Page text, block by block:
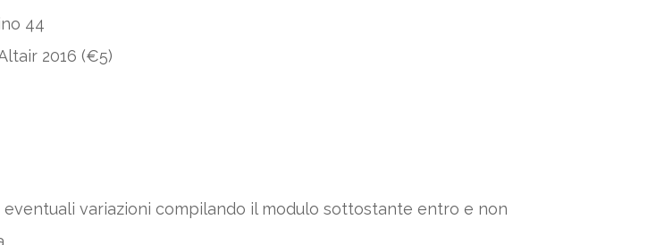
44
2016 (€5)
variazioni compilando il modulo sottostante entro e non